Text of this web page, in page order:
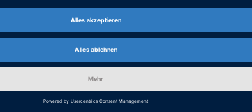
FAQ (Häufig gestellte Fragen)